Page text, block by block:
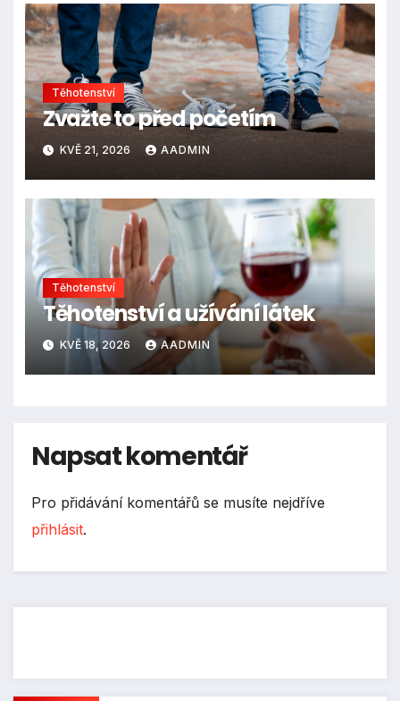
Těhotenství
Zvažte to před početím
KVĚ 21, 2026 AADMIN
Těhotenství
Těhotenství a užívání látek
KVĚ 18, 2026 AADMIN
Napsat komentář
Pro přidávání komentářů se musíte nejdříve
přihlásit.